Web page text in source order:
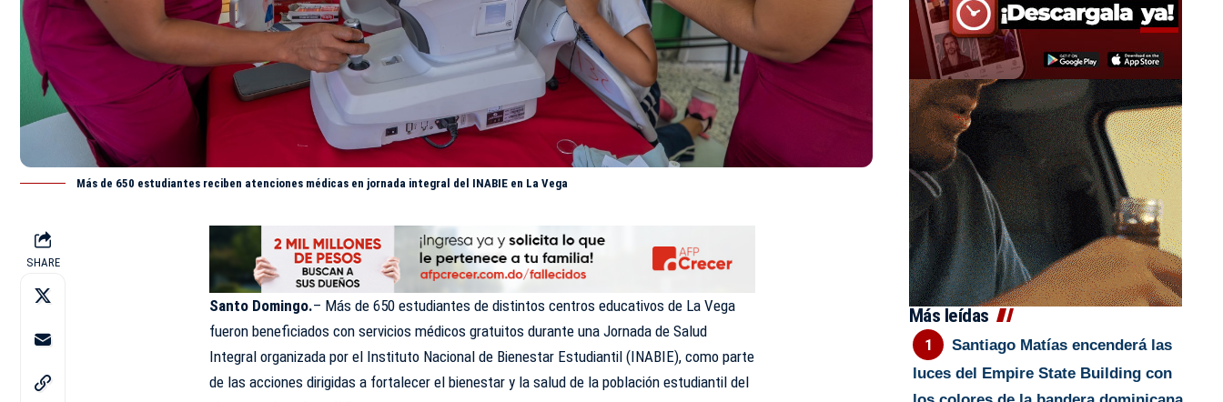
Más de 650 estudiantes reciben atenciones médicas en jornada integral del INABIE en La Vega
SHARE
Santo Domingo.– Más de 650 estudiantes de distintos centros educativos de La Vega
fueron beneficiados con servicios médicos gratuitos durante una Jornada de Salud
Integral organizada por el Instituto Nacional de Bienestar Estudiantil (INABIE), como parte
de las acciones dirigidas a fortalecer el bienestar y la salud de la población estudiantil del
Más leídas
Santiago Matías encenderá las
luces del Empire State Building con